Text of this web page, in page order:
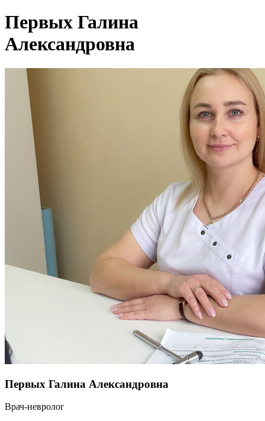
Первых Галина
Александровна
Первых Галина Александровна
Врач-невролог